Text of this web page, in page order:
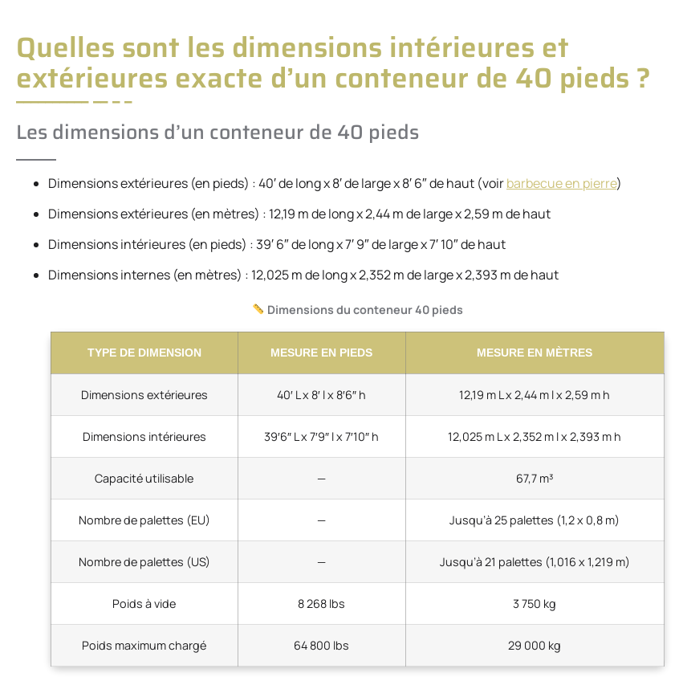
Quelles sont les dimensions intérieures et
extérieures exacte d’un conteneur de 40 pieds ?
Les dimensions d’un conteneur de 40 pieds
Dimensions extérieures (en pieds) : 40′ de long x 8′ de large x 8′ 6″ de haut (voirbarbecue en pierre)
Dimensions extérieures (en mètres) : 12,19 m de long x 2,44 m de large x 2,59 m de haut
Dimensions intérieures (en pieds) : 39′ 6″ de long x 7′ 9″ de large x 7′ 10″ de haut
Dimensions internes (en mètres) : 12,025 m de long x 2,352 m de large x 2,393 m de haut
Dimensions du conteneur 40 pieds
TYPE DE DIMENSION MESURE EN PIEDS MESURE EN MÈTRES
Dimensions extérieures 40′ L x 8′ l x 8′6″ h 12,19 m L x 2,44 m l x 2,59 m h
Dimensions intérieures 39′6″ L x 7′9″ l x 7′10″ h 12,025 m L x 2,352 m l x 2,393 m h
Capacité utilisable — 67,7 m³
Nombre de palettes (EU) — Jusqu’à 25 palettes (1,2 x 0,8 m)
Nombre de palettes (US) — Jusqu’à 21 palettes (1,016 x 1,219 m)
Poids à vide 8 268 lbs 3 750 kg
Poids maximum chargé 64 800 lbs 29 000 kg